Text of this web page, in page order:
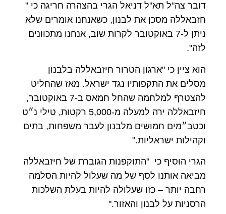
דובר צה"ל תא"ל דניאל הגרי בהצהרה חריגה כי "
חזבאללה מסכן את לבנון, כשאנחנו אומרים שלא
ניתן ל-7 באוקטובר לקרות שוב, אנחנו מתכוונים
לזה".
הוא ציין כי "ארגון הטרור חיזבאללה בלבנון
מסלים את התקפותיו נגד ישראל. מאז שהחליט
להצטרף למלחמה שהחל חמאס ב-7 באוקטובר,
חיזבאללה ירה למעלה מ-5,000 רקטות, טילי נ״ט
וכטב״מים חמושים מלבנון לעבר משפחות, בתים
וקהילות ישראליות."
הגרי הוסיף כי "התוקפנות הגוברת של חיזבאללה
מביאה אותנו לסף של מה שעלול להיות הסלמה
רחבה יותר – כזו שעלולה להיות בעלת השלכות
הרסניות על לבנון והאזור."